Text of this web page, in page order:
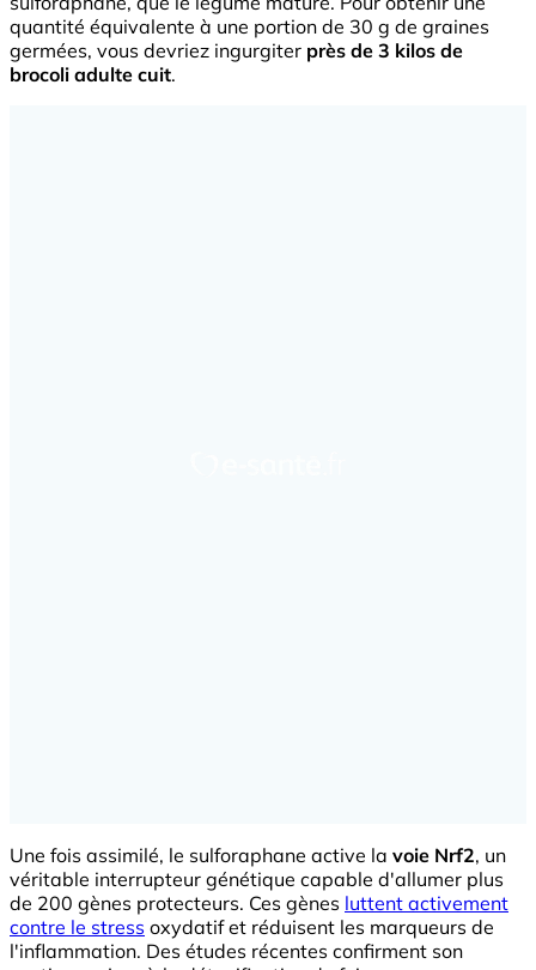
quantité équivalente à une portion de 30 g de graines
germées, vous devriez ingurgiter près de 3 kilos de
brocoli adulte cuit.
Une fois assimilé, le sulforaphane active la voie Nrf2, un
véritable interrupteur génétique capable d'allumer plus
de 200 gènes protecteurs. Ces gènes luttent activement
contre le stress oxydatif et réduisent les marqueurs de
l'inflammation. Des études récentes confirment son